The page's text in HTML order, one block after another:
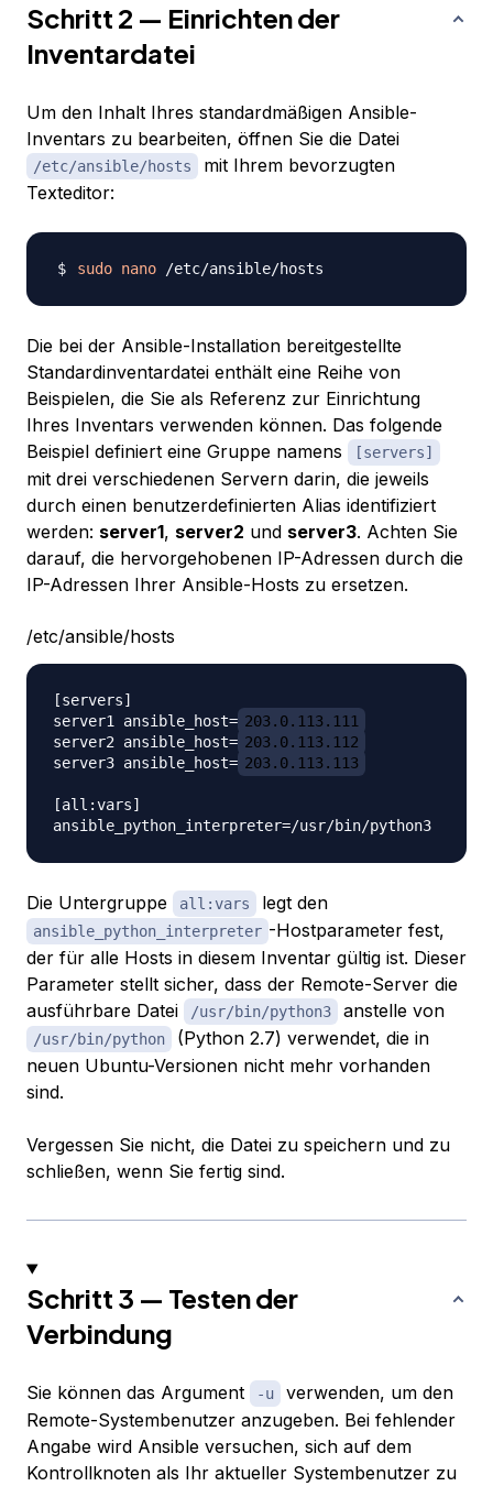
Schritt 2 — Einrichten der
Inventardatei
Um den Inhalt Ihres standardmäßigen Ansible-
Inventars zu bearbeiten, öffnen Sie die Datei
/etc/ansible/hosts
mit Ihrem bevorzugten
Texteditor:
sudo nano
Die bei der Ansible-Installation bereitgestellte
Standardinventardatei enthält eine Reihe von
Beispielen, die Sie als Referenz zur Einrichtung
Ihres Inventars verwenden können. Das folgende
Beispiel definiert eine Gruppe namens
[servers]
mit drei verschiedenen Servern darin, die jeweils
durch einen benutzerdefinierten Alias identifiziert
werden: server1, server2 und server3. Achten Sie
darauf, die hervorgehobenen IP-Adressen durch die
IP-Adressen Ihrer Ansible-Hosts zu ersetzen.
/etc/ansible/hosts
[servers]
server1 ansible_host= 203.0.113.111
server2 ansible_host= 203.0.113.112
server3 ansible_host= 203.0.113.113
[all:vars]
Die Untergruppe all:vars legt den
ansible_python_interpreter -Hostparameter fest,
der für alle Hosts in diesem Inventar gültig ist. Dieser
Parameter stellt sicher, dass der Remote-Server die
ausführbare Datei
/usr/bin/python3 anstelle von
/usr/bin/python
(Python 2.7) verwendet, die in
neuen Ubuntu-Versionen nicht mehr vorhanden
sind.
Vergessen Sie nicht, die Datei zu speichern und zu
schließen, wenn Sie fertig sind.
Schritt 3 — Testen der
Verbindung
Sie können das Argument -u
verwenden, um den
Remote-Systembenutzer anzugeben. Bei fehlender
Angabe wird Ansible versuchen, sich auf dem
Kontrollknoten als Ihr aktueller Systembenutzer zu